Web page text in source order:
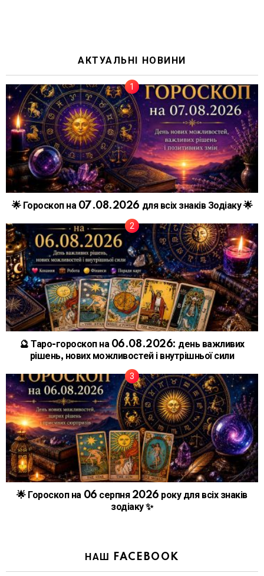
АКТУАЛЬНІ НОВИНИ
🌟 Гороскоп на 07.08.2026 для всіх знаків Зодіаку 🌟
🔮 Таро-гороскоп на 06.08.2026: день важливих
рішень, нових можливостей і внутрішньої сили
🌟 Гороскоп на 06 серпня 2026 року для всіх знаків
зодіаку ✨
НАШ FACEBOOK